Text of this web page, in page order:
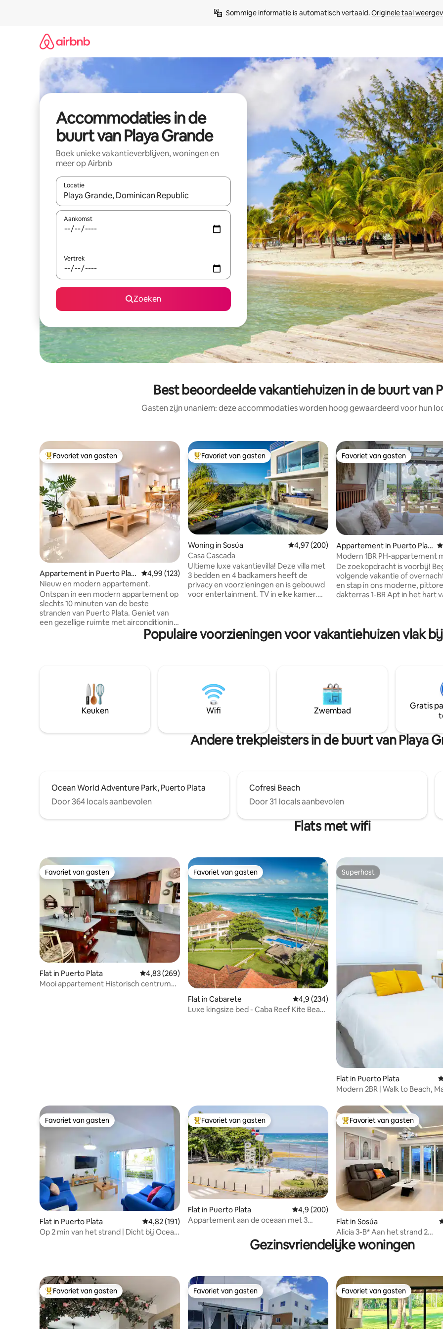
Sommige informatie is automatisch vertaald. Originele taal
Accommodaties in de
buurt van Playa Grande
Boek unieke vakantieverblijven, woningen en
meer op Airbnb
Locatie
Wanneer er resultaten beschikbaar zijn, maak je een keuze met je de pijltjestoetsen omhoog en omlaag, óf door te
Aankomst
Vertrek
Zoeken
Best beoordeelde vakantiehuizen in de buurt van
Gasten zijn unaniem: deze accommodaties worden hoog gewaardeerd voor hun
Topfavoriet van gasten
Favoriet van gasten
Appartement in Puerto Plat
a
Gemiddelde beoordeling van 4,99 op 5, 123 recensies
4,99 (123)
Nieuw en modern appartement.
Ontspan in een modern appartement op
slechts 10 minuten van de beste
stranden van Puerto Plata. Geniet van
een gezellige ruimte met airconditioning
in alle ruimtes, ideaal voor gezinnen,
koppels of reizigers die op zoek zijn naar
volledige badkamers. • Volledig
uitgeruste keuken om je favoriete
maaltijden te bereiden. • Moderne,
schone en stijlvol ingerichte ruimtes.
Topfavoriet van gasten
Favoriet van gasten
Woning in Sosúa Gemiddelde beoordeling van 4,97 op 5, 200
4,97 (200)
Casa Cascada
Ultieme luxe vakantievilla! Deze villa met
3 bedden en 4 badkamers heeft de
privacy en voorzieningen en is gebouwd
voor entertainment. TV in elke kamer.
geweldige ervaring is deze villa het!
Geen schoonmaakkosten, gratis
iedereen! 5 minuten NAAR de
luchthaven en 15 minuten naar de
golfbaan Playa Dorado.
Favoriet van gasten
Favoriet van gasten
Appartement in Puerto Plat
a
Modern 1BR PH-appartement
zwembad, strand
De zoekopdracht is voorbij! Begin je
volgende vakantie of
en stap in ons moderne,
dakterras 1-BR Apt in het hart
winkels ligt, op 2 minuten
strand en The Malecon en tal
gratis parkeren . Luchthaven
slechts 20 minuten afstand
Populaire voorzieningen voor vakantiehuizen vlak
Keuken Wifi Zwembad
Gratis
Andere trekpleisters in de buurt van Playa
Ocean World Adventure Park, Puerto Plata
Door 364 locals aanbevolen
Cofresi Beach
Door 31 locals aanbevolen
Flats met wifi
Favoriet van gasten
Favoriet van gasten
Flat in Puerto Plata Gemiddelde beoordeling van 4,83 op 5, 269 recensies
4,83 (269)
Mooi appartement Historisch centrum
Favoriet van gasten
Favoriet van gasten
Flat in Cabarete Gemiddelde beoordeling van 4,9 op 5, 234
4,9 (234)
Luxe kingsize bed - Caba Reef Kite Beach
Superhost
Superhost
Flat in Puerto Plata
Modern 2BR | Walk to Beach,
Favoriet van gasten
Favoriet van gasten
Flat in Puerto Plata Gemiddelde beoordeling van 4,82 op 5, 191 recensies
4,82 (191)
Op 2 min van het strand | Dicht bij Ocean
Topfavoriet van gasten
Favoriet van gasten
Flat in Puerto Plata Gemiddelde beoordeling van 4,9 op 5, 200
4,9 (200)
Appartement aan de oceaan met 3
Topfavoriet van gasten
Favoriet van gasten
Flat in Sosúa
Alicia 3-B* Aan het strand 2
slaapkamers/2 badkamers – 3e
verdieping
Gezinsvriendelijke woningen
Topfavoriet van gasten
Favoriet van gasten Favoriet van gasten
Favoriet van gasten Favoriet van gasten
Favoriet van gasten